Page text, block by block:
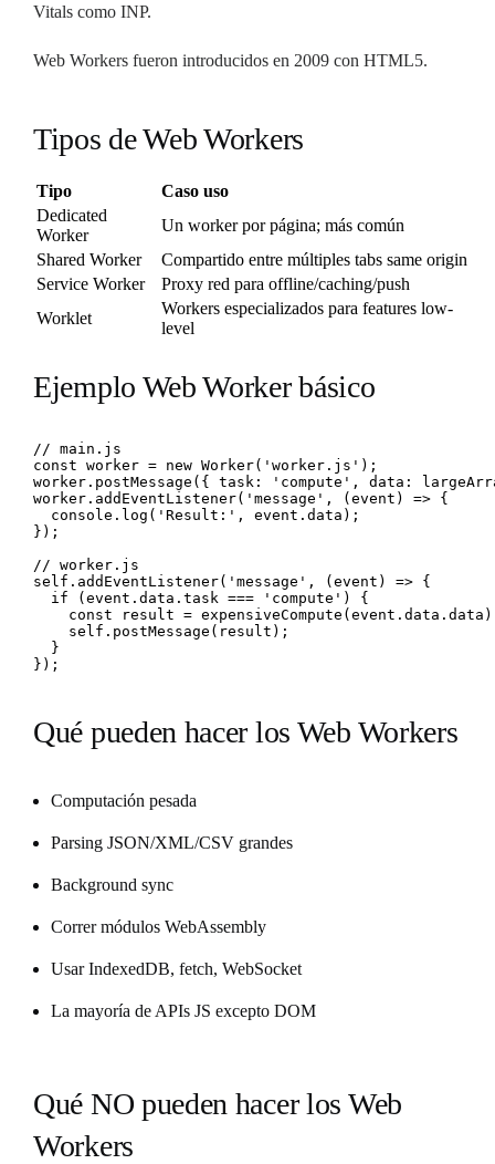
Vitals como INP.
Web Workers fueron introducidos en 2009 con HTML5.
Tipos de Web Workers
Tipo
Caso uso
Dedicated
Worker
Un worker por página; más común
Shared Worker
Compartido entre múltiples tabs same origin
Service Worker
Proxy red para offline/caching/push
Worklet
Workers especializados para features low-
level
Ejemplo Web Worker básico
// main.js
const worker = new Worker('worker.js');
worker.postMessage({ task: 'compute', data:
worker.addEventListener('message', (event) => {
  console.log('Result:', event.data);
});
// worker.js
self.addEventListener('message', (event) => {
  if (event.data.task === 'compute') {
const result =
    self.postMessage(result);
  }
});
Qué pueden hacer los Web Workers
Computación pesada
Parsing JSON/XML/CSV grandes
Background sync
Correr módulos WebAssembly
Usar IndexedDB, fetch, WebSocket
La mayoría de APIs JS excepto DOM
Qué NO pueden hacer los Web
Workers